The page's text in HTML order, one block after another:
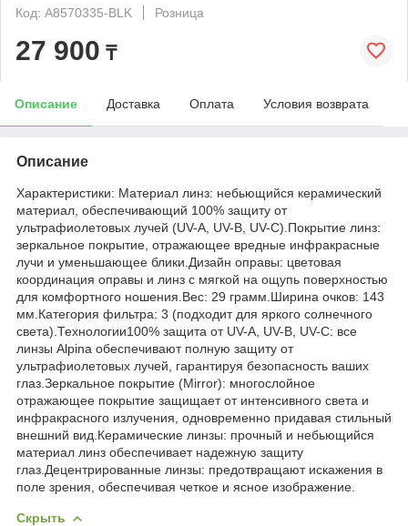
Код: A8570335-BLK
Розница
27 900 ₸
Описание Доставка Оплата Условия возврата
Описание
Характеристики: Материал линз: небьющийся керамический
материал, обеспечивающий 100% защиту от
ультрафиолетовых лучей (UV-A, UV-B, UV-C).Покрытие линз:
зеркальное покрытие, отражающее вредные инфракрасные
лучи и уменьшающее блики.Дизайн оправы: цветовая
координация оправы и линз с мягкой на ощупь поверхностью
для комфортного ношения.Вес: 29 грамм.Ширина очков: 143
мм.Категория фильтра: 3 (подходит для яркого солнечного
света).Технологии100% защита от UV-A, UV-B, UV-C: все
линзы Alpina обеспечивают полную защиту от
ультрафиолетовых лучей, гарантируя безопасность ваших
глаз.Зеркальное покрытие (Mirror): многослойное
отражающее покрытие защищает от интенсивного света и
инфракрасного излучения, одновременно придавая стильный
внешний вид.Керамические линзы: прочный и небьющийся
материал линз обеспечивает надежную защиту
глаз.Децентрированные линзы: предотвращают искажения в
поле зрения, обеспечивая четкое и ясное изображение.
Скрыть